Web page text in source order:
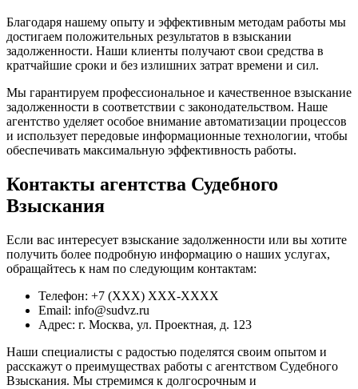
Благодаря нашему опыту и эффективным методам работы мы
достигаем положительных результатов в взыскании
задолженности. Наши клиенты получают свои средства в
кратчайшие сроки и без излишних затрат времени и сил.
Мы гарантируем профессиональное и качественное взыскание
задолженности в соответствии с законодательством. Наше
агентство уделяет особое внимание автоматизации процессов
и использует передовые информационные технологии, чтобы
обеспечивать максимальную эффективность работы.
Контакты агентства Судебного
Взыскания
Если вас интересует взыскание задолженности или вы хотите
получить более подробную информацию о наших услугах,
обращайтесь к нам по следующим контактам:
Телефон: +7 (XXX) XXX-XXXX
Email: info@sudvz.ru
Адрес: г. Москва, ул. Проектная, д. 123
Наши специалисты с радостью поделятся своим опытом и
расскажут о преимуществах работы с агентством Судебного
Взыскания. Мы стремимся к долгосрочным и